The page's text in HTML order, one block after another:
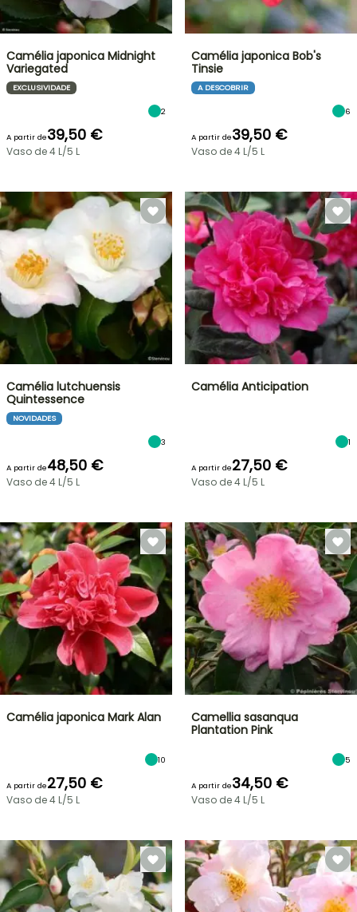
Camélia japonica Midnight
Variegated
EXCLUSIVIDADE
2
A partir de39,50 €
Vaso de 4 L/5 L
Camélia japonica Bob's
Tinsie
A DESCOBRIR
6
A partir de39,50 €
Vaso de 4 L/5 L
Camélia lutchuensis
Quintessence
NOVIDADES
3
A partir de48,50 €
Vaso de 4 L/5 L
Camélia Anticipation
1
A partir de27,50 €
Vaso de 4 L/5 L
Camélia japonica Mark Alan
10
A partir de27,50 €
Vaso de 4 L/5 L
Camellia sasanqua
Plantation Pink
5
A partir de34,50 €
Vaso de 4 L/5 L